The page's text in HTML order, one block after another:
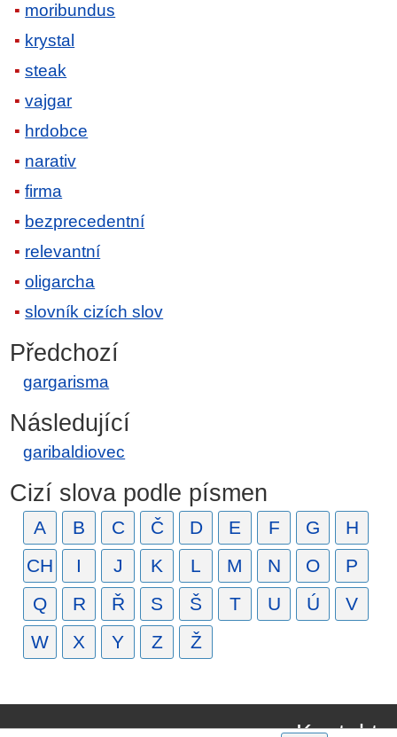
moribundus
krystal
steak
vajgar
hrdobce
narativ
firma
bezprecedentní
relevantní
oligarcha
slovník cizích slov
Předchozí
gargarisma
Následující
garibaldiovec
Cizí slova podle písmen
A B C Č D E F G
H
CH
I J K L M N O
P
Q
R Ř S Š T U Ú
V
W
X Y Z Ž